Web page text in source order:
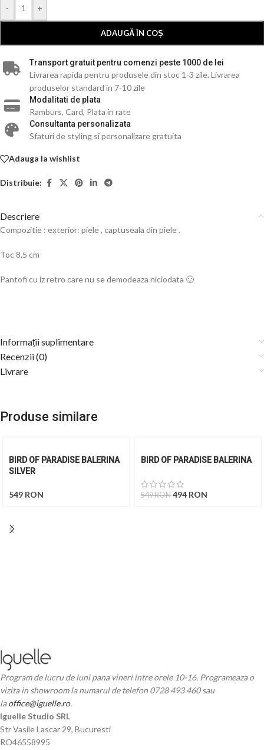
- +
ADAUGĂ ÎN COȘ
Transport gratuit pentru comenzi peste 1000 de lei
Livrarea rapida pentru produsele din stoc 1-3 zile. Livrarea
produselor standard in 7-10 zile
Modalitati de plata
Ramburs, Card, Plata in rate
Consultanta personalizata
Sfaturi de styling si personalizare gratuita
Adauga la wishlist
Distribuie:
Descriere
Compozitie : exterior: piele , captuseala din piele .
Toc 8,5 cm
Pantofi cu iz retro care nu se demodeaza niciodata 🙂
Informații suplimentare
Recenzii (0)
Livrare
Produse similare
BIRD OF PARADISE BALERINA
SILVER
549 RON
BIRD OF PARADISE BALERINA
549RON 494 RON
Program de lucru de luni pana vineri intre orele 10-16. Programeaza o
vizita in showroom la numarul de telefon 0728 493 460 sau
laoffice@iguelle.ro.
Iguelle Studio SRL
Str Vasile Lascar 29, Bucuresti
RO46558995